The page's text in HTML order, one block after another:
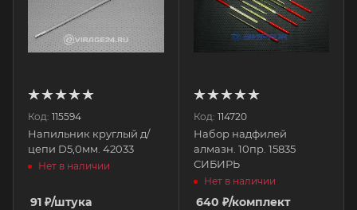
Код: 115594
Напильник круглый д/
цепи D5,0мм. 42033
Нет в наличии
91 ₽/штука
Код: 114720
Набор надфилей
алмазн. 10пр. 15835
СИБИРЬ
Нет в наличии
640 ₽/комплект